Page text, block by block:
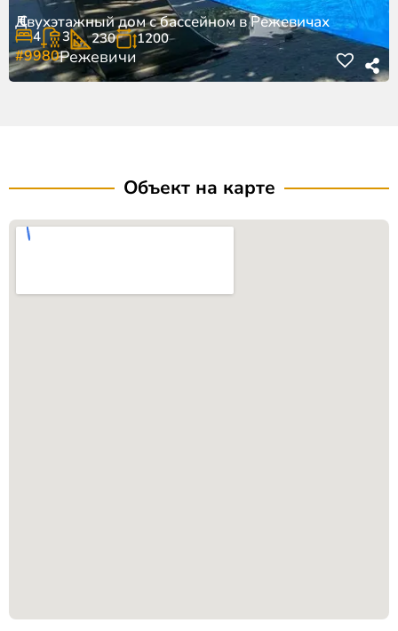
€
Двухэтажный дом с бассейном в Режевичах
4 3 230 1200
#9980Режевичи
Объект на карте